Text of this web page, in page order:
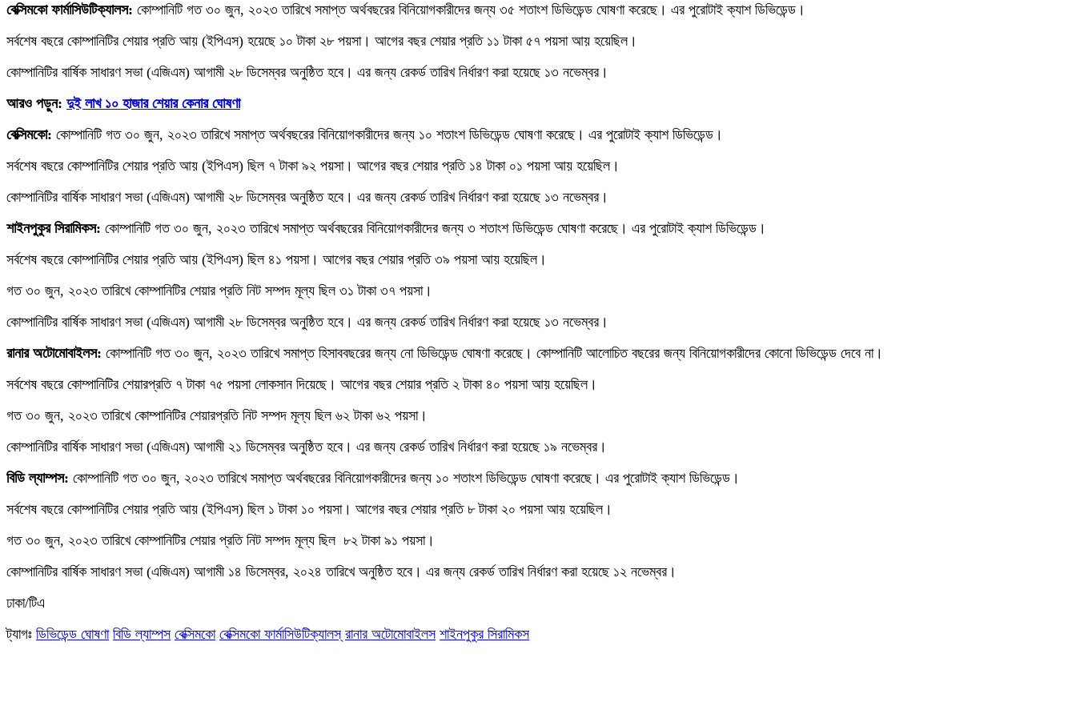
বেক্সিমকো ফার্মাসিউটিক্যালস: কোম্পানিটি গত ৩০ জুন, ২০২৩ তারিখে সমাপ্ত অর্থবছরের বিনিয়োগকারীদের জন্য ৩৫ শতাংশ ডিভিডেন্ড ঘোষণা করেছে। এর পুরোটাই ক্যাশ ডিভিডেন্ড।
সর্বশেষ বছরে কোম্পানিটির শেয়ার প্রতি আয় (ইপিএস) হয়েছে ১০ টাকা ২৮ পয়সা। আগের বছর শেয়ার প্রতি ১১ টাকা ৫৭ পয়সা আয় হয়েছিল।
কোম্পানিটির বার্ষিক সাধারণ সভা (এজিএম) আগামী ২৮ ডিসেম্বর অনুষ্ঠিত হবে। এর জন্য রেকর্ড তারিখ নির্ধারণ করা হয়েছে ১৩ নভেম্বর।
আরও পড়ুন: দুই লাখ ১০ হাজার শেয়ার কেনার ঘোষণা
বেক্সিমকো: কোম্পানিটি গত ৩০ জুন, ২০২৩ তারিখে সমাপ্ত অর্থবছরের বিনিয়োগকারীদের জন্য ১০ শতাংশ ডিভিডেন্ড ঘোষণা করেছে। এর পুরোটাই ক্যাশ ডিভিডেন্ড।
সর্বশেষ বছরে কোম্পানিটির শেয়ার প্রতি আয় (ইপিএস) ছিল ৭ টাকা ৯২ পয়সা। আগের বছর শেয়ার প্রতি ১৪ টাকা ০১ পয়সা আয় হয়েছিল।
কোম্পানিটির বার্ষিক সাধারণ সভা (এজিএম) আগামী ২৮ ডিসেম্বর অনুষ্ঠিত হবে। এর জন্য রেকর্ড তারিখ নির্ধারণ করা হয়েছে ১৩ নভেম্বর।
শাইনপুকুর সিরামিকস: কোম্পানিটি গত ৩০ জুন, ২০২৩ তারিখে সমাপ্ত অর্থবছরের বিনিয়োগকারীদের জন্য ৩ শতাংশ ডিভিডেন্ড ঘোষণা করেছে। এর পুরোটাই ক্যাশ ডিভিডেন্ড।
সর্বশেষ বছরে কোম্পানিটির শেয়ার প্রতি আয় (ইপিএস) ছিল ৪১ পয়সা। আগের বছর শেয়ার প্রতি ৩৯ পয়সা আয় হয়েছিল।
গত ৩০ জুন, ২০২৩ তারিখে কোম্পানিটির শেয়ার প্রতি নিট সম্পদ মূল্য ছিল ৩১ টাকা ৩৭ পয়সা।
কোম্পানিটির বার্ষিক সাধারণ সভা (এজিএম) আগামী ২৮ ডিসেম্বর অনুষ্ঠিত হবে। এর জন্য রেকর্ড তারিখ নির্ধারণ করা হয়েছে ১৩ নভেম্বর।
রানার অটোমোবাইলস: কোম্পানিটি গত ৩০ জুন, ২০২৩ তারিখে সমাপ্ত হিসাববছরের জন্য নো ডিভিডেন্ড ঘোষণা করেছে। কোম্পানিটি আলোচিত বছরের জন্য বিনিয়োগকারীদের কোনো ডিভিডেন্ড দেবে না।
সর্বশেষ বছরে কোম্পানিটির শেয়ারপ্রতি ৭ টাকা ৭৫ পয়সা লোকসান দিয়েছে। আগের বছর শেয়ার প্রতি ২ টাকা ৪০ পয়সা আয় হয়েছিল।
গত ৩০ জুন, ২০২৩ তারিখে কোম্পানিটির শেয়ারপ্রতি নিট সম্পদ মূল্য ছিল ৬২ টাকা ৬২ পয়সা।
কোম্পানিটির বার্ষিক সাধারণ সভা (এজিএম) আগামী ২১ ডিসেম্বর অনুষ্ঠিত হবে। এর জন্য রেকর্ড তারিখ নির্ধারণ করা হয়েছে ১৯ নভেম্বর।
বিডি ল্যাম্পস: কোম্পানিটি গত ৩০ জুন, ২০২৩ তারিখে সমাপ্ত অর্থবছরের বিনিয়োগকারীদের জন্য ১০ শতাংশ ডিভিডেন্ড ঘোষণা করেছে। এর পুরোটাই ক্যাশ ডিভিডেন্ড।
সর্বশেষ বছরে কোম্পানিটির শেয়ার প্রতি আয় (ইপিএস) ছিল ১ টাকা ১০ পয়সা। আগের বছর শেয়ার প্রতি ৮ টাকা ২০ পয়সা আয় হয়েছিল।
গত ৩০ জুন, ২০২৩ তারিখে কোম্পানিটির শেয়ার প্রতি নিট সম্পদ মূল্য ছিল ৮২ টাকা ৯১ পয়সা।
কোম্পানিটির বার্ষিক সাধারণ সভা (এজিএম) আগামী ১৪ ডিসেম্বর, ২০২৪ তারিখে অনুষ্ঠিত হবে। এর জন্য রেকর্ড তারিখ নির্ধারণ করা হয়েছে ১২ নভেম্বর।
ঢাকা/টিএ
ট্যাগঃ ডিভিডেন্ড ঘোষণা বিডি ল্যাম্পস বেক্সিমকো বেক্সিমকো ফার্মাসিউটিক্যালস্ রানার অটোমোবাইলস শাইনপুকুর সিরামিকস